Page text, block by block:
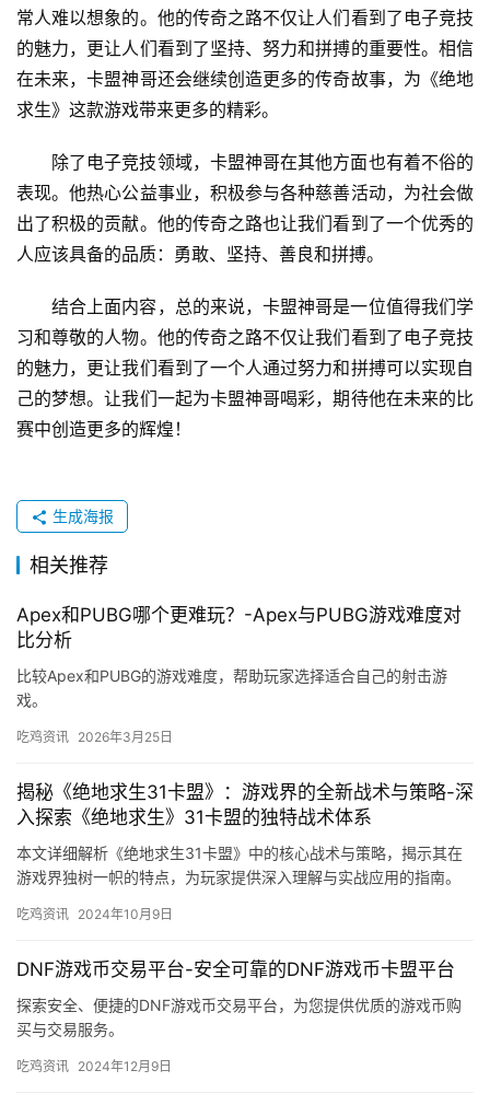
常人难以想象的。他的传奇之路不仅让人们看到了电子竞技
的魅力，更让人们看到了坚持、努力和拼搏的重要性。相信
在未来，卡盟神哥还会继续创造更多的传奇故事，为《绝地
求生》这款游戏带来更多的精彩。
除了电子竞技领域，卡盟神哥在其他方面也有着不俗的
表现。他热心公益事业，积极参与各种慈善活动，为社会做
出了积极的贡献。他的传奇之路也让我们看到了一个优秀的
人应该具备的品质：勇敢、坚持、善良和拼搏。
结合上面内容，总的来说，卡盟神哥是一位值得我们学
习和尊敬的人物。他的传奇之路不仅让我们看到了电子竞技
的魅力，更让我们看到了一个人通过努力和拼搏可以实现自
己的梦想。让我们一起为卡盟神哥喝彩，期待他在未来的比
赛中创造更多的辉煌！
生成海报
相关推荐
Apex和PUBG哪个更难玩？-Apex与PUBG游戏难度对
比分析
比较Apex和PUBG的游戏难度，帮助玩家选择适合自己的射击游
戏。
吃鸡资讯 2026年3月25日
揭秘《绝地求生31卡盟》：游戏界的全新战术与策略-深
入探索《绝地求生》31卡盟的独特战术体系
本文详细解析《绝地求生31卡盟》中的核心战术与策略，揭示其在
游戏界独树一帜的特点，为玩家提供深入理解与实战应用的指南。
吃鸡资讯 2024年10月9日
DNF游戏币交易平台-安全可靠的DNF游戏币卡盟平台
探索安全、便捷的DNF游戏币交易平台，为您提供优质的游戏币购
买与交易服务。
吃鸡资讯 2024年12月9日